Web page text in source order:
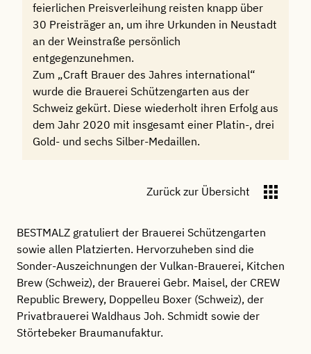
feierlichen Preisverleihung reisten knapp über
30 Preisträger an, um ihre Urkunden in Neustadt
an der Weinstraße persönlich
entgegenzunehmen.
Zum „Craft Brauer des Jahres international“
wurde die Brauerei Schützengarten aus der
Schweiz gekürt. Diese wiederholt ihren Erfolg aus
dem Jahr 2020 mit insgesamt einer Platin-, drei
Gold- und sechs Silber-Medaillen.
Zurück zur Übersicht
BESTMALZ gratuliert der Brauerei Schützengarten
sowie allen Platzierten. Hervorzuheben sind die
Sonder-Auszeichnungen der Vulkan-Brauerei, Kitchen
Brew (Schweiz), der Brauerei Gebr. Maisel, der CREW
Republic Brewery, Doppelleu Boxer (Schweiz), der
Privatbrauerei Waldhaus Joh. Schmidt sowie der
Störtebeker Braumanufaktur.